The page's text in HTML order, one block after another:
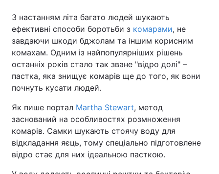
З настанням літа багато людей шукають
ефективні способи боротьби з комарами, не
завдаючи шкоди бджолам та іншим корисним
комахам. Одним із найпопулярніших рішень
останніх років стало так зване "відро долі" –
пастка, яка знищує комарів ще до того, як вони
почнуть кусати людей.
Як пише портал Martha Stewart, метод
заснований на особливостях розмноження
комарів. Самки шукають стоячу воду для
відкладання яєць, тому спеціально підготовлене
відро стає для них ідеальною пасткою.